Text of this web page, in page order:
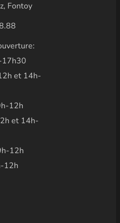
Fontoy
17h30
et 14h-
12h
et 14h-
12h
12h